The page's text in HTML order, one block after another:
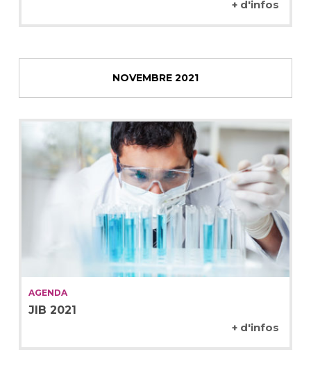
+ d'infos
NOVEMBRE 2021
AGENDA
JIB 2021
+ d'infos